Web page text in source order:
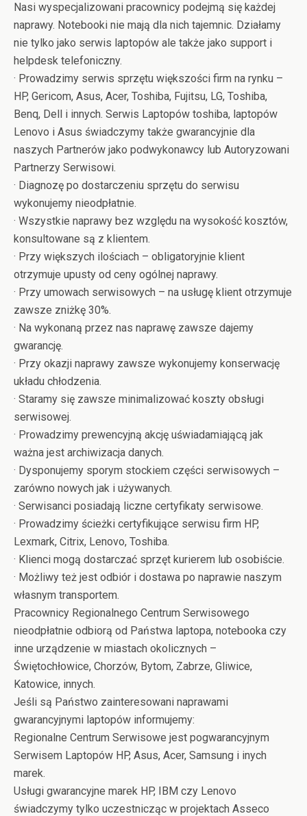
Nasi wyspecjalizowani pracownicy podejmą się każdej
naprawy. Notebooki nie mają dla nich tajemnic. Działamy
nie tylko jako serwis laptopów ale także jako support i
helpdesk telefoniczny.
· Prowadzimy serwis sprzętu większości firm na rynku –
HP, Gericom, Asus, Acer, Toshiba, Fujitsu, LG, Toshiba,
Benq, Dell i innych. Serwis Laptopów toshiba, laptopów
Lenovo i Asus świadczymy także gwarancyjnie dla
naszych Partnerów jako podwykonawcy lub Autoryzowani
Partnerzy Serwisowi.
· Diagnozę po dostarczeniu sprzętu do serwisu
wykonujemy nieodpłatnie.
· Wszystkie naprawy bez względu na wysokość kosztów,
konsultowane są z klientem.
· Przy większych ilościach – obligatoryjnie klient
otrzymuje upusty od ceny ogólnej naprawy.
· Przy umowach serwisowych – na usługę klient otrzymuje
zawsze zniżkę 30%.
· Na wykonaną przez nas naprawę zawsze dajemy
gwarancję.
· Przy okazji naprawy zawsze wykonujemy konserwację
układu chłodzenia.
· Staramy się zawsze minimalizować koszty obsługi
serwisowej.
· Prowadzimy prewencyjną akcję uświadamiającą jak
ważna jest archiwizacja danych.
· Dysponujemy sporym stockiem części serwisowych –
zarówno nowych jak i używanych.
· Serwisanci posiadają liczne certyfikaty serwisowe.
· Prowadzimy ścieżki certyfikujące serwisu firm HP,
Lexmark, Citrix, Lenovo, Toshiba.
· Klienci mogą dostarczać sprzęt kurierem lub osobiście.
· Możliwy też jest odbiór i dostawa po naprawie naszym
własnym transportem.
Pracownicy Regionalnego Centrum Serwisowego
nieodpłatnie odbiorą od Państwa laptopa, notebooka czy
inne urządzenie w miastach okolicznych –
Świętochłowice, Chorzów, Bytom, Zabrze, Gliwice,
Katowice, innych.
Jeśli są Państwo zainteresowani naprawami
gwarancyjnymi laptopów informujemy:
Regionalne Centrum Serwisowe jest pogwarancyjnym
Serwisem Laptopów HP, Asus, Acer, Samsung i inych
marek.
Usługi gwarancyjne marek HP, IBM czy Lenovo
świadczymy tylko uczestnicząc w projektach Asseco